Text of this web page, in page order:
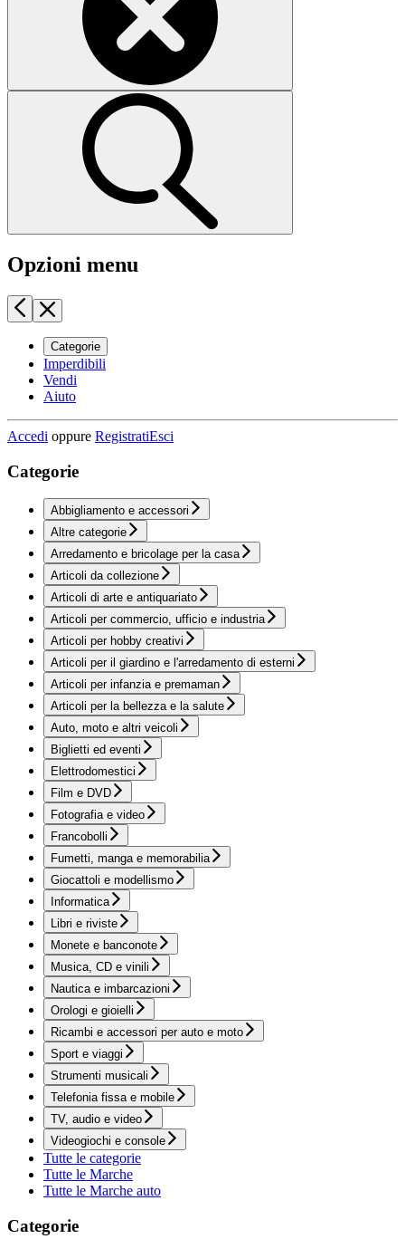
Opzioni menu
Categorie
Imperdibili
Vendi
Aiuto
Accedi oppure RegistratiEsci
Categorie
Abbigliamento e accessori
Altre categorie
Arredamento e bricolage per la casa
Articoli da collezione
Articoli di arte e antiquariato
Articoli per commercio, ufficio e industria
Articoli per hobby creativi
Articoli per il giardino e l'arredamento di esterni
Articoli per infanzia e premaman
Articoli per la bellezza e la salute
Auto, moto e altri veicoli
Biglietti ed eventi
Elettrodomestici
Film e DVD
Fotografia e video
Francobolli
Fumetti, manga e memorabilia
Giocattoli e modellismo
Informatica
Libri e riviste
Monete e banconote
Musica, CD e vinili
Nautica e imbarcazioni
Orologi e gioielli
Ricambi e accessori per auto e moto
Sport e viaggi
Strumenti musicali
Telefonia fissa e mobile
TV, audio e video
Videogiochi e console
Tutte le categorie
Tutte le Marche
Tutte le Marche auto
Categorie